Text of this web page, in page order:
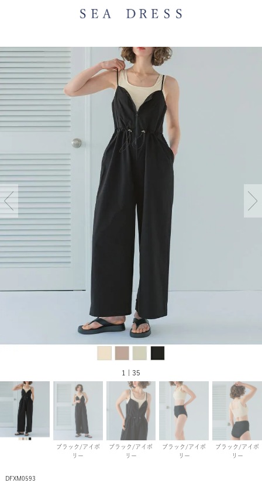
1 | 35
ブラック/アイボ
リー
ブラック/アイボ
リー
ブラック/アイボ
リー
ブラック/アイボ
リー
DFXM0593